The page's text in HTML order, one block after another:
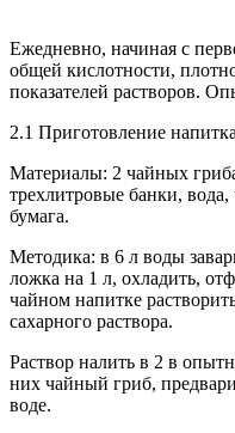
Ежедневно, начиная с
общей кислотности,
показателей растворов.
2.1 Приготовление
Материалы: 2 чайных
трехлитровые банки,
бумага.
Методика: в 6 л воды
ложка на 1 л, охладить,
чайном напитке
сахарного раствора.
Раствор налить в 2 в
них чайный гриб,
воде.